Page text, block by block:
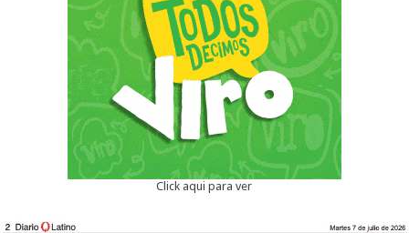
Click aqui para ver